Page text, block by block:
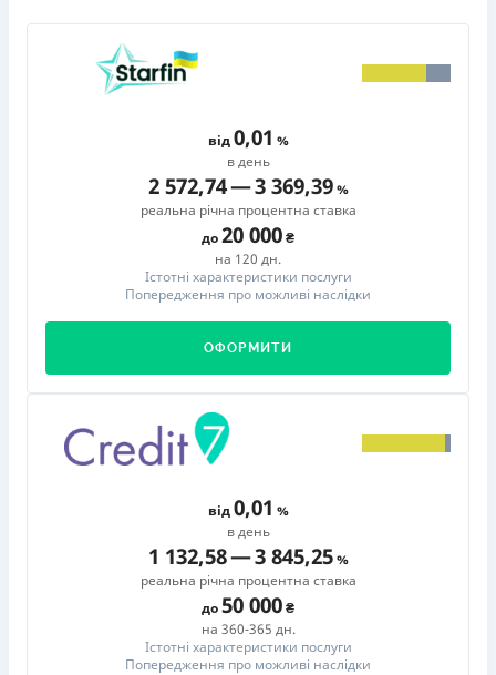
від0,01
в день
2 572,74—3 369,39
реальна річна процентна ставка
до20 000
на 120 дн.
Істотні характеристики послуги
Попередження про можливі наслідки
ОФОРМИТИ
від0,01
в день
1 132,58—3 845,25
реальна річна процентна ставка
до50 000
на 360-365 дн.
Істотні характеристики послуги
Попередження про можливі наслідки